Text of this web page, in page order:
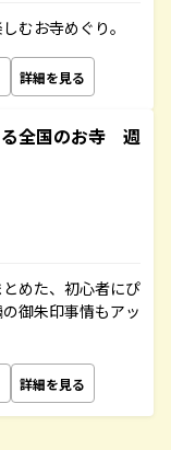
むお寺めぐり。
詳細を見る
全国のお寺 週
めた、初心者にぴ
御朱印事情もアッ
詳細を見る